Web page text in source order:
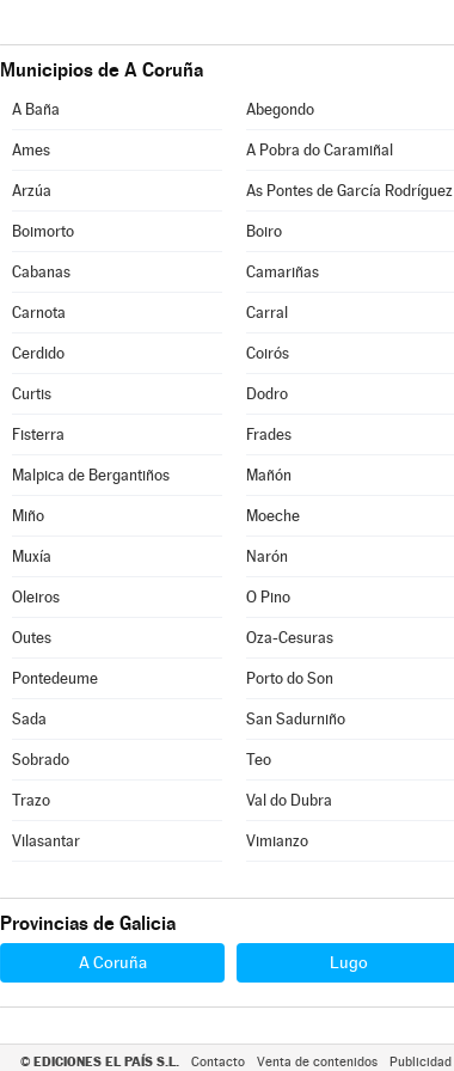
Municipios de A Coruña
A Baña Abegondo
Ames A Pobra do Caramiñal
Arzúa As Pontes de García Rodríguez
Boimorto Boiro
Cabanas Camariñas
Carnota Carral
Cerdido Coirós
Curtis Dodro
Fisterra Frades
Malpica de Bergantiños Mañón
Miño Moeche
Muxía Narón
Oleiros O Pino
Outes Oza-Cesuras
Pontedeume Porto do Son
Sada San Sadurniño
Sobrado Teo
Trazo Val do Dubra
Vilasantar Vimianzo
Provincias de Galicia
A Coruña Lugo
© EDICIONES EL PAÍS S.L. Contacto Venta de contenidos Publicidad